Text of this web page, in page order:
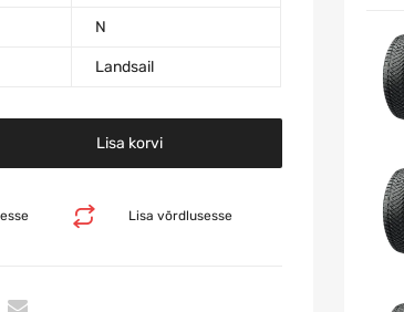
N
Landsail
Lisa korvi
Lisa võrdlusesse